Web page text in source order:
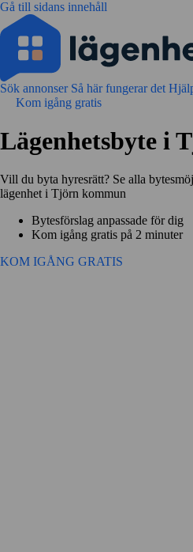
Gå till sidans innehåll
Sök annonser Så här fungerar det
Kom igång gratis
Lägenhetsbyte i
Vill du byta hyresrätt? Se alla
lägenhet i Tjörn kommun
Bytesförslag anpassade för dig
Kom igång gratis på 2 minuter
KOM IGÅNG GRATIS